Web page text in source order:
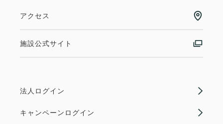
アクセス
施設公式サイト
法人ログイン
キャンペーンログイン